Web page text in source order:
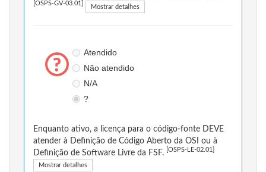
[OSPS-GV-03.01] Mostrar detalhes
Atendido
Não atendido
N/A
?
Enquanto ativo, a licença para o código-fonte DEVE
atender à Definição de Código Aberto da OSI ou à
Definição de Software Livre da FSF.
[OSPS-LE-02.01]
Mostrar detalhes